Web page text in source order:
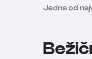
Jedna od